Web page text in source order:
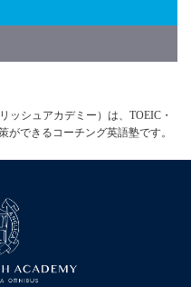
ッシュアカデミー）は、TOEIC・
ができるコーチング英語塾です。